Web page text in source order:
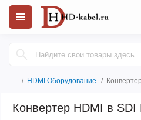
HDMI Оборудование
Конвертер HDMI в SDI